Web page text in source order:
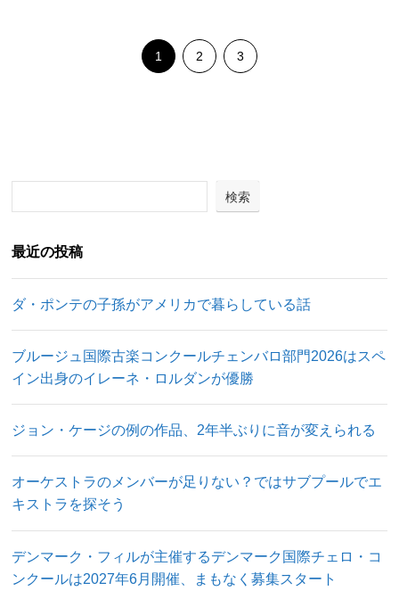
1 2 3
検索
最近の投稿
ダ・ポンテの子孫がアメリカで暮らしている話
ブルージュ国際古楽コンクールチェンバロ部門2026はスペ
イン出身のイレーネ・ロルダンが優勝
ジョン・ケージの例の作品、2年半ぶりに音が変えられる
オーケストラのメンバーが足りない？ではサブプールでエ
キストラを探そう
デンマーク・フィルが主催するデンマーク国際チェロ・コ
ンクールは2027年6月開催、まもなく募集スタート